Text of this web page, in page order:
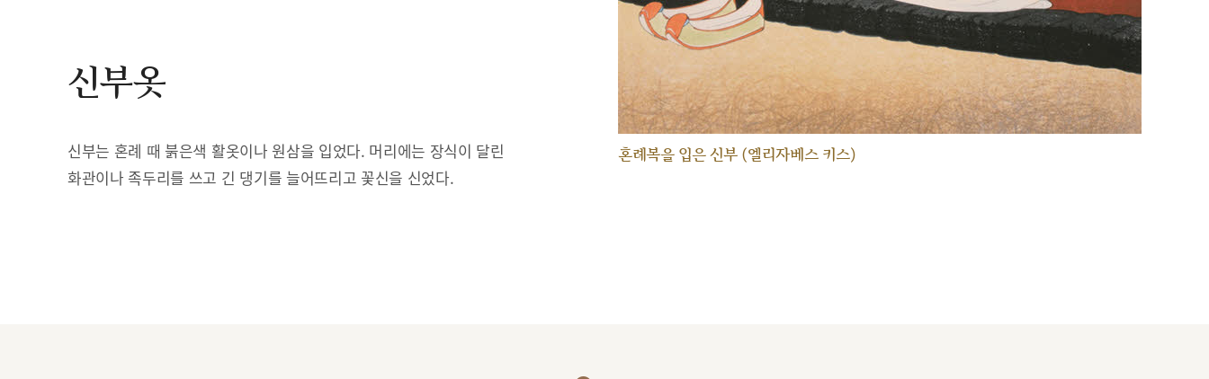
혼례복을 입은 신부 (엘리자베스 키스)
신부옷
신부는 혼례 때 붉은색 활옷이나 원삼을 입었다. 머리에는 장식이 달린
화관이나 족두리를 쓰고 긴 댕기를 늘어뜨리고 꽃신을 신었다.